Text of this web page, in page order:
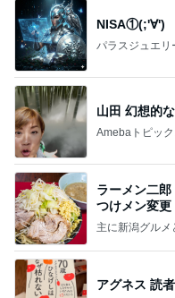
NISA①(;'∀')
パラスジュエ
山田 幻想的
Amebaトピック
ラーメン二
つけメン変
主に新潟グルメ
アグネス 読